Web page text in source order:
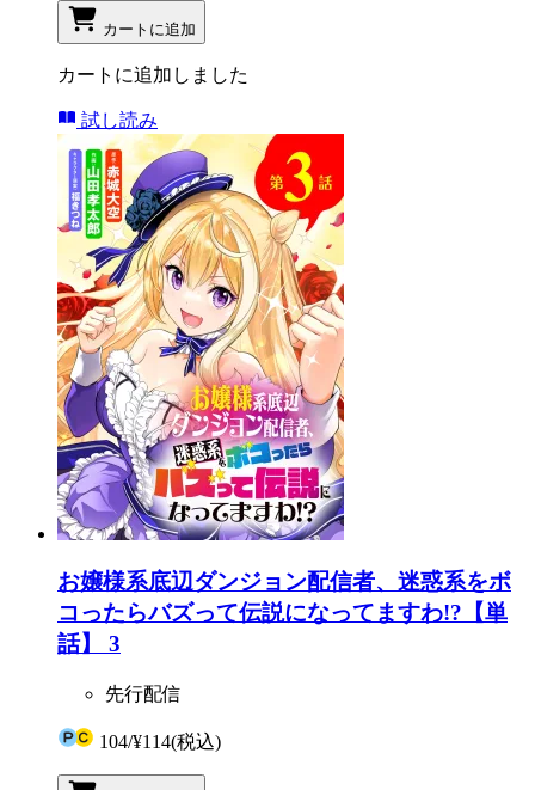
カートに追加
カートに追加しました
試し読み
お嬢様系底辺ダンジョン配信者、迷惑系をボ
コったらバズって伝説になってますわ!?【単
話】 3
先行配信
104/¥114(税込)